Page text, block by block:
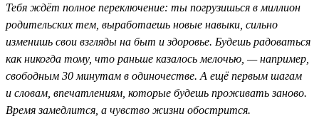
Тебя ждёт полное переключение: ты погрузишься в миллион
родительских тем, выработаешь новые навыки, сильно
изменишь свои взгляды на быт и здоровье. Будешь радоваться
как никогда тому, что раньше казалось мелочью, — например,
свободным 30 минутам в одиночестве. А ещё первым шагам
и словам, впечатлениям, которые будешь проживать заново.
Время замедлится, а чувство жизни обострится.